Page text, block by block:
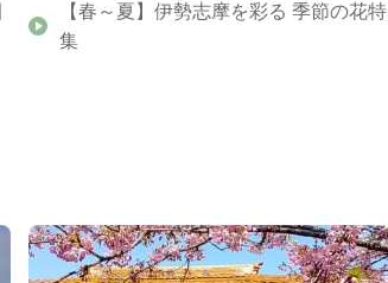
【春～夏】伊勢志摩を彩る 季節の花特
集